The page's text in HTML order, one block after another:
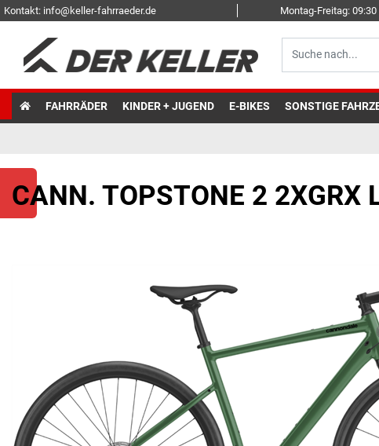
Kontakt: info@keller-fahrraeder.de Montag-Freitag:
FAHRRÄDER KINDER + JUGEND E-BIKES SONSTIGE
CANN. TOPSTONE 2 2XGRX